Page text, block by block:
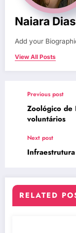
Naiara Dias
Add your
View All Posts
Previous post
Zoológico de
voluntários
Next post
RELATED